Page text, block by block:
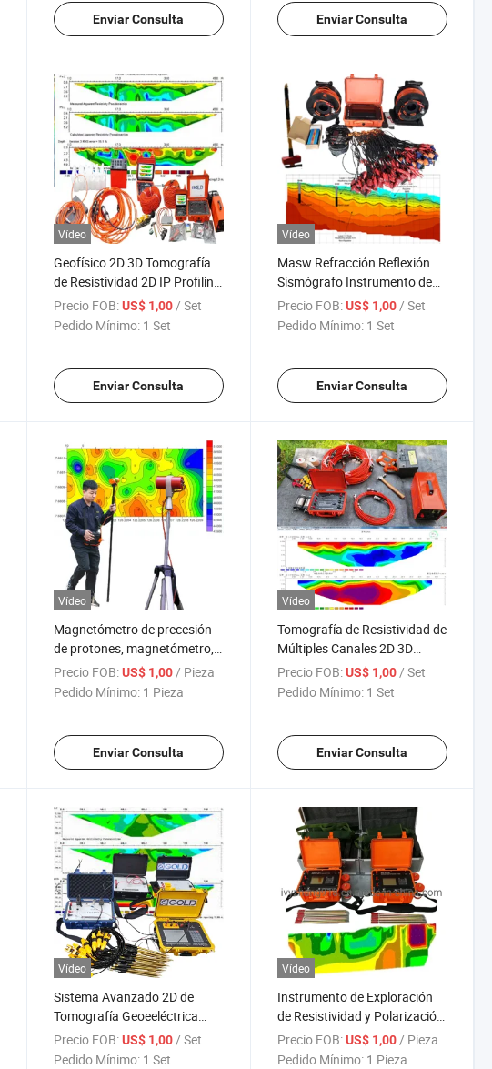
Imagenología Sísmica
Sismógrafo
Enviar Consulta
Sedimento Herramienta de
Registro de Resistividad
Enviar Consulta
Vídeo
Geofísico 2D 3D Tomografía
de Resistividad 2D IP Profiling
Sonidos Equipo de
exploración 2D y 3D sistema
oro
Precio FOB: US$ 1,00/ Set
Pedido Mínimo: 1 Set
Enviar Consulta
Vídeo
Masw Refracción Reflexión
Sismógrafo Instrumento de
Prospección Sísmica en Pozo
24channels Sismómetro
Precio FOB: US$ 1,00/ Set
Pedido Mínimo: 1 Set
Enviar Consulta
Vídeo
Magnetómetro de precesión
de protones, magnetómetro,
detector de mineral metálico,
gradiente horizontal,
prospección, magnetómetro
de protones
Precio FOB: US$ 1,00/ Pieza
Pedido Mínimo: 1 Pieza
Enviar Consulta
Vídeo
Tomografía de Resistividad de
Múltiples Canales 2D 3D
Sistema de Imagen de
Resistividad Polarización
Múltiples Canales
Herramientas de Imagen Ert
Precio FOB: US$ 1,00/ Set
Pedido Mínimo: 1 Set
Enviar Consulta
Vídeo
Sistema Avanzado 2D de
Tomografía Geoeeléctrica
para Imágenes de
Resistividad
Precio FOB: US$ 1,00 / Set
Pedido Mínimo: 1 Set
Vídeo
Instrumento de Exploración
de Resistividad y Polarización
Inducida Terrámetro Geofísico
1d Medidor de Resistividad
Precio FOB: US$ 1,00 / Pieza
Pedido Mínimo: 1 Pieza